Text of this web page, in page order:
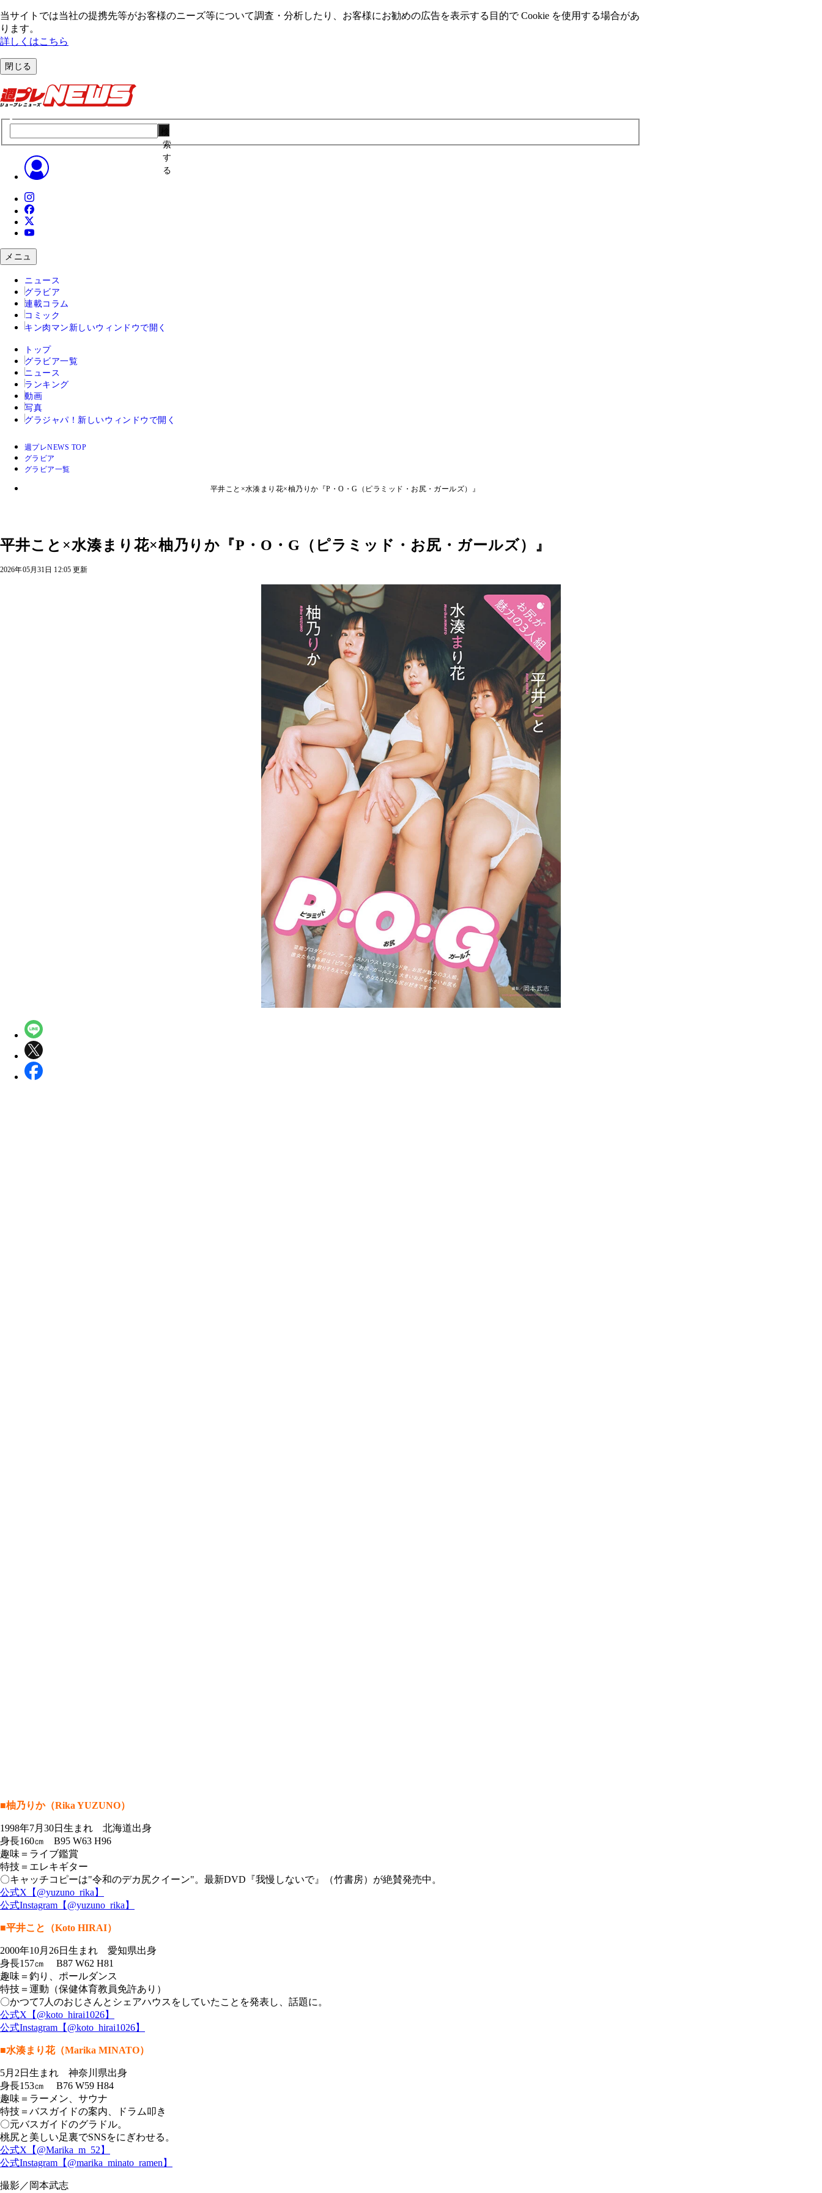
当サイトでは当社の提携先等がお客様のニーズ等について調査・分析したり、お客様にお勧めの広告を表⽰する⽬的で Cookie を使⽤する場合があ
ります。
詳しくはこちら
閉じる
索
す
る
メニュ
ニュース
グラビア
連載コラム
コミック
キン肉マン 新しいウィンドウで開く
トップ
グラビア一覧
ニュース
ランキング
動画
写真
グラジャパ！ 新しいウィンドウで開く
週プレNEWS TOP
グラビア
グラビア一覧
平井こと×水湊まり花×柚乃りか『P・O・G（ピラミッド・お尻・ガールズ）』
平井こと×水湊まり花×柚乃りか『P・O・G（ピラミッド・お尻・ガールズ）』
2026年05月31日 12:05 更新
■柚乃りか（Rika YUZUNO）
1998年7月30日生まれ 北海道出身
身長160㎝ B95 W63 H96
趣味＝ライブ鑑賞
特技＝エレキギター
〇キャッチコピーは"令和のデカ尻クイーン"。最新DVD『我慢しないで』（竹書房）が絶賛発売中。
公式X【@yuzuno_rika】
公式Instagram【@yuzuno_rika】
■平井こと（Koto HIRAI）
2000年10月26日生まれ 愛知県出身
身長157㎝ B87 W62 H81
趣味＝釣り、ポールダンス
特技＝運動（保健体育教員免許あり）
〇かつて7人のおじさんとシェアハウスをしていたことを発表し、話題に。
公式X【@koto_hirai1026】
公式Instagram【@koto_hirai1026】
■水湊まり花（Marika MINATO）
5月2日生まれ 神奈川県出身
身長153㎝ B76 W59 H84
趣味＝ラーメン、サウナ
特技＝バスガイドの案内、ドラム叩き
〇元バスガイドのグラドル。
桃尻と美しい足裏でSNSをにぎわせる。
公式X【@Marika_m_52】
公式Instagram【@marika_minato_ramen】
撮影／岡本武志